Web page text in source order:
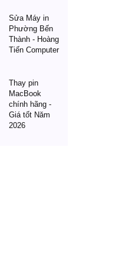
Sửa Máy in
Phường Bến
Thành - Hoàng
Tiến Computer
Thay pin
MacBook
chính hãng -
Giá tốt Năm
2026